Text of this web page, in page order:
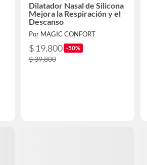
Dilatador Nasal de Silicona
Mejora la Respiración y el
Descanso
Por MAGIC CONFORT
$ 19.800 -50%
$ 39.800